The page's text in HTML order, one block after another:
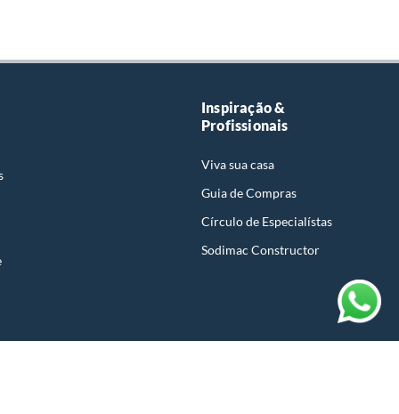
Inspiração &
Profissionais
Viva sua casa
Guia de Compras
Círculo de Especialístas
Sodimac Constructor